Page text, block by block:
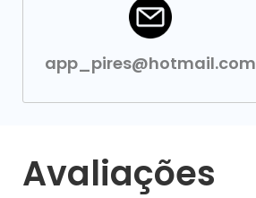
app_pires@hotmail.com
Avaliações